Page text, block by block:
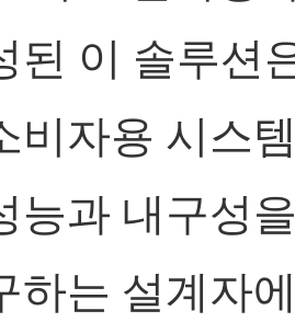
된 이 솔루션
비자용 시스
능과 내구성
하는 설계자